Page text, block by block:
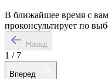
В ближайшее время с
проконсультирует по
Назад
1 / 7
Вперед